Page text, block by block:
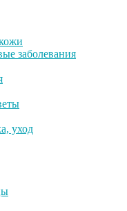
заболевания
уход